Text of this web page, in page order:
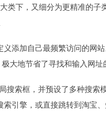
大类下，又细分为更精准的
义添加自己最频繁访问的网
大地节省了寻找和输入网址
搜索框，并预设了多种搜
引擎，或直接跳转到淘宝